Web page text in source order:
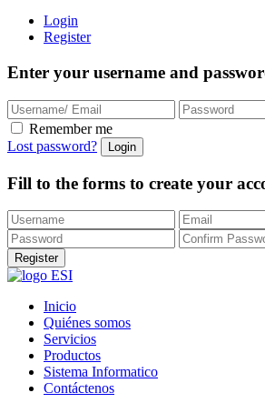
Login
Register
Enter your username and
Remember me
Lost password?
Fill to the forms to create your
Inicio
Quiénes somos
Servicios
Productos
Sistema Informatico
Contáctenos